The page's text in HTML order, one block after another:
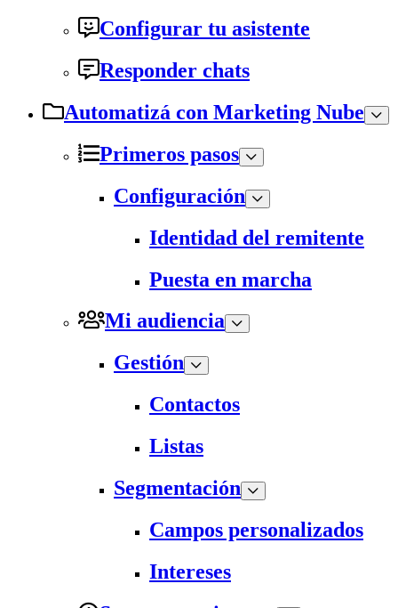
Configurar tu asistente
Responder chats
Automatizá con Marketing Nube
Primeros pasos
Configuración
Identidad del remitente
Puesta en marcha
Mi audiencia
Gestión
Contactos
Listas
Segmentación
Campos personalizados
Intereses